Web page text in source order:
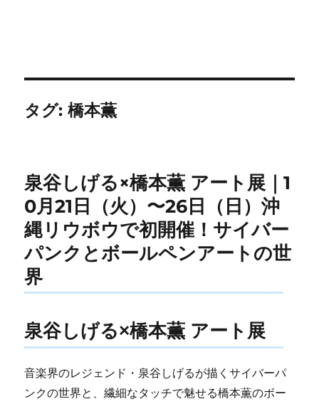
タグ:橋本薫
泉谷しげる×橋本薫 アート展｜1
0月21日（火）〜26日（日）沖
縄リウボウで初開催！サイバー
パンクとボールペンアートの世
界
泉谷しげる×橋本薫 アート展
音楽界のレジェンド・泉谷しげるが描くサイバーパ
ンクの世界と、繊細なタッチで魅せる橋本薫のボー